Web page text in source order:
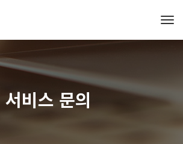
서비스 문의